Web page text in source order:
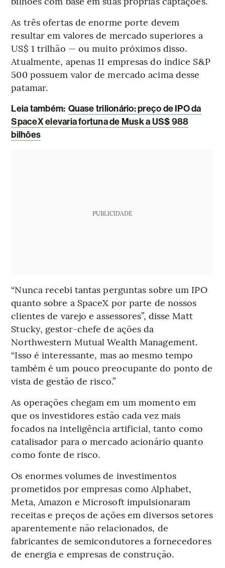
As três ofertas de enorme porte devem
resultar em valores de mercado superiores a
US$ 1 trilhão — ou muito próximos disso.
Atualmente, apenas 11 empresas do índice S&P
500 possuem valor de mercado acima desse
patamar.
Leia também: Quase trilionário: preço de IPO da
SpaceX elevaria fortuna de Musk a US$ 988
bilhões
PUBLICIDADE
“Nunca recebi tantas perguntas sobre um IPO
quanto sobre a SpaceX por parte de nossos
clientes de varejo e assessores”, disse Matt
Stucky, gestor-chefe de ações da
Northwestern Mutual Wealth Management.
“Isso é interessante, mas ao mesmo tempo
também é um pouco preocupante do ponto de
vista de gestão de risco.”
As operações chegam em um momento em
que os investidores estão cada vez mais
focados na inteligência artificial, tanto como
catalisador para o mercado acionário quanto
como fonte de risco.
Os enormes volumes de investimentos
prometidos por empresas como Alphabet,
Meta, Amazon e Microsoft impulsionaram
receitas e preços de ações em diversos setores
aparentemente não relacionados, de
fabricantes de semicondutores a fornecedores
de energia e empresas de construção.